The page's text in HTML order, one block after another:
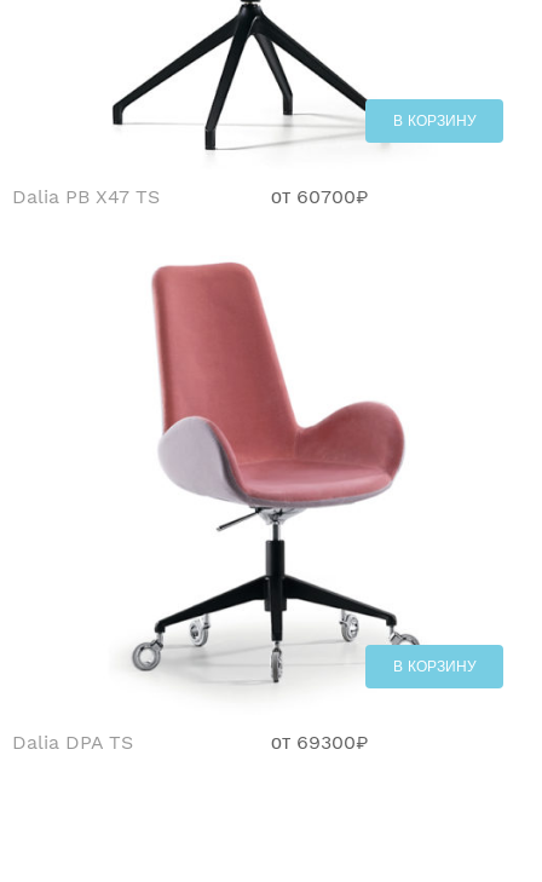
В КОРЗИНУ
Dalia PB X47 TS от 60700₽
В КОРЗИНУ
Dalia DPA TS от 69300₽